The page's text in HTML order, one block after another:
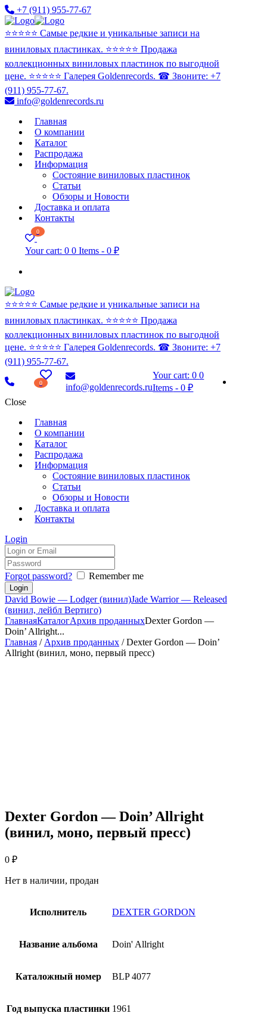
+7 (911) 955-77-67
⭐️⭐️⭐️⭐️⭐️ Самые редкие и уникальные записи на
виниловых пластинках. ⭐️⭐️⭐️⭐️⭐️ Продажа
коллекционных виниловых пластинок по выгодной
цене. ⭐️⭐️⭐️⭐️⭐️ Галерея Goldenrecords. ☎ Звоните: +7
(911) 955-77-67.
info@goldenrecords.ru
Главная
О компании
Каталог
Распродажа
Информация
Состояние виниловых пластинок
Статьи
Обзоры и Новости
Доставка и оплата
Контакты
0
Your cart: 0 0 Items - 0 ₽
⭐️⭐️⭐️⭐️⭐️ Самые редкие и уникальные записи на
виниловых пластинках. ⭐️⭐️⭐️⭐️⭐️ Продажа
коллекционных виниловых пластинок по выгодной
цене. ⭐️⭐️⭐️⭐️⭐️ Галерея Goldenrecords. ☎ Звоните: +7
(911) 955-77-67.
0 info@goldenrecords.ru
Your cart: 00
Items -0 ₽
Close
Главная
О компании
Каталог
Распродажа
Информация
Состояние виниловых пластинок
Статьи
Обзоры и Новости
Доставка и оплата
Контакты
Login
Forgot password? Remember me
David Bowie — Lodger (винил)Jade Warrior — Released
(винил, лейбл Вертиго)
ГлавнаяКаталогАрхив проданныхDexter Gordon —
Doin’ Allright...
Главная / Архив проданных / Dexter Gordon — Doin’
Allright (винил, моно, первый пресс)
Dexter Gordon — Doin’ Allright
(винил, моно, первый пресс)
0 ₽
Нет в наличии, продан
Исполнитель DEXTER GORDON
Название альбома Doin' Allright
Каталожный номер BLP 4077
Год выпуска пластинки 1961